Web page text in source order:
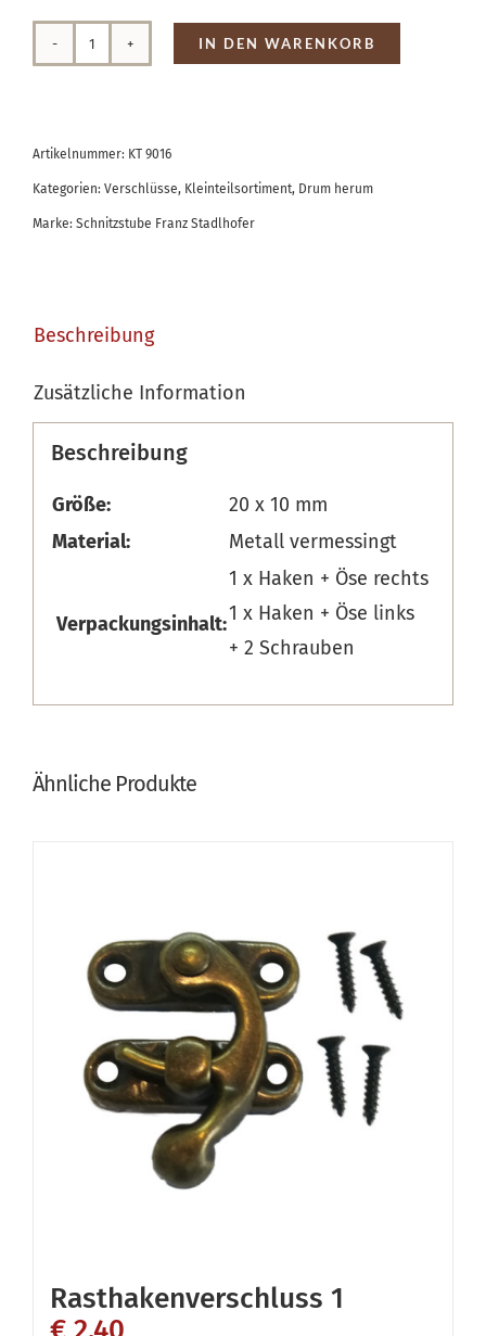
Hakenverschluss
IN DEN WARENKORB
Artikelnummer: KT 9016
Kategorien: Verschlüsse, Kleinteilsortiment, Drum herum
Marke: Schnitzstube Franz Stadlhofer
Beschreibung
Zusätzliche Information
Beschreibung
Größe:
20 x 10 mm
Material:
Metall vermessingt
Verpackungsinhalt:
1 x Haken + Öse rechts
1 x Haken + Öse links
+ 2 Schrauben
Ähnliche Produkte
Rasthakenverschluss 1